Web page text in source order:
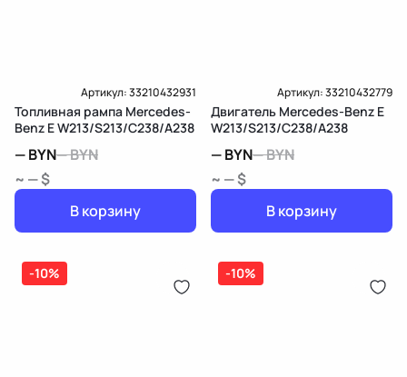
Артикул:33210432931
Топливная рампа Mercedes-
Benz E W213/S213/C238/A238
—BYN—BYN
~ — $
В корзину
Артикул:33210432779
Двигатель Mercedes-Benz E
W213/S213/C238/A238
—BYN—BYN
~ — $
В корзину
-10% -10%